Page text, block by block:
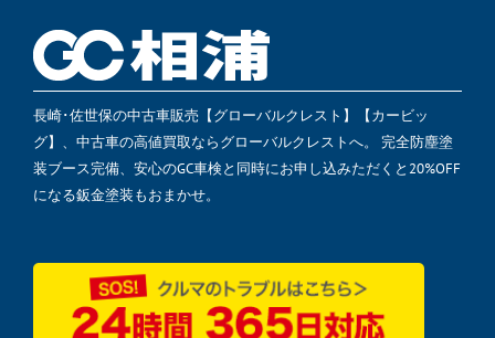
長崎･佐世保の中古車販売【グローバルクレスト】【カービッ
グ】、中古車の高値買取ならグローバルクレストへ。 完全防塵塗
装ブース完備、安心のGC車検と同時にお申し込みただくと20%OFF
になる鈑金塗装もおまかせ。